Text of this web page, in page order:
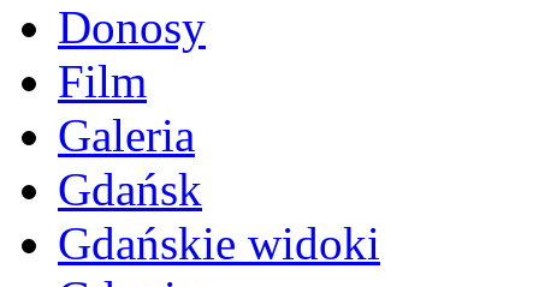
Donosy
Film
Galeria
Gdańsk
Gdańskie widoki